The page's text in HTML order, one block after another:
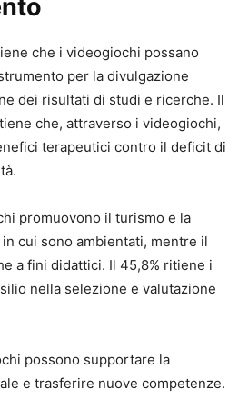
che i videogiochi possano
per la divulgazione
dei risultati di studi e ricerche. Il
che, attraverso i videogiochi,
terapeutici contro il deficit di
promuovono il turismo e la
cui sono ambientati, mentre il
a fini didattici. Il 45,8% ritiene i
nella selezione e valutazione
possono supportare la
e trasferire nuove competenze.